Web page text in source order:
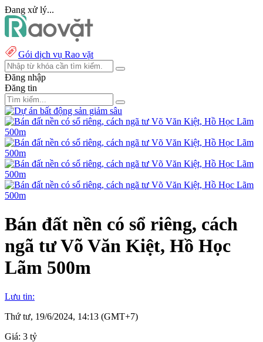
Đang xử lý...
Gói dịch vụ Rao vặt
Đăng nhập
Đăng tin
Bán đất nền có sổ riêng, cách
ngã tư Võ Văn Kiệt, Hồ Học
Lãm 500m
Lưu tin:
Thứ tư, 19/6/2024, 14:13 (GMT+7)
Giá: 3 tỷ